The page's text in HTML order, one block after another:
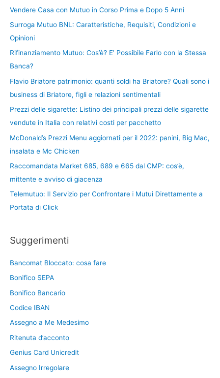
Vendere Casa con Mutuo in Corso Prima e Dopo 5 Anni
Surroga Mutuo BNL: Caratteristiche, Requisiti, Condizioni e
Opinioni
Rifinanziamento Mutuo: Cos’è? E’ Possibile Farlo con la Stessa
Banca?
Flavio Briatore patrimonio: quanti soldi ha Briatore? Quali sono i
business di Briatore, figli e relazioni sentimentali
Prezzi delle sigarette: Listino dei principali prezzi delle sigarette
vendute in Italia con relativi costi per pacchetto
McDonald’s Prezzi Menu aggiornati per il 2022: panini, Big Mac,
insalata e Mc Chicken
Raccomandata Market 685, 689 e 665 dal CMP: cos’è,
mittente e avviso di giacenza
Telemutuo: Il Servizio per Confrontare i Mutui Direttamente a
Portata di Click
Suggerimenti
Bancomat Bloccato: cosa fare
Bonifico SEPA
Bonifico Bancario
Codice IBAN
Assegno a Me Medesimo
Ritenuta d’acconto
Genius Card Unicredit
Assegno Irregolare